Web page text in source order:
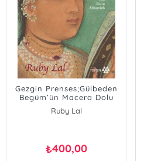
Gezgin Prenses;Gülbeden
Begüm’ün Macera Dolu
Yaşamı
Ruby Lal
₺400,00